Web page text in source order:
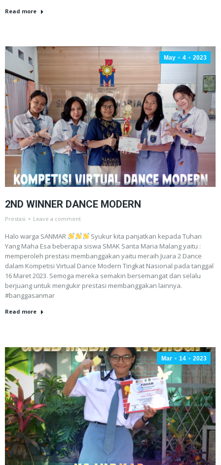
Read more
May 4 2023
2ND WINNER DANCE MODERN
Prestasi Leave a comment
Halo warga SANMAR
Syukur kita panjatkan kepada Tuhan
Yang Maha Esa beberapa siswa SMAK Santa Maria Malang yaitu :
memperoleh prestasi membanggakan yaitu meraih Juara 2 Dance
dalam Kompetisi Virtual Dance Modern Tingkat Nasional pada tanggal
16 Maret 2023. Semoga mereka semakin bersemangat dan selalu
berjuang untuk mengukir prestasi membanggakan lainnya.
#banggasanmar
Read more
Mar 14 2023